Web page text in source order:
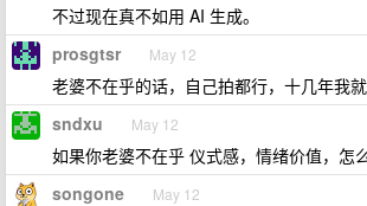
不过现在真不如用 AI 生成。
prosgtsr May 12
老婆不在乎的话，自己拍都行，十几年我
sndxu May 12
如果你老婆不在乎 仪式感，情绪价值，怎
songone May 12